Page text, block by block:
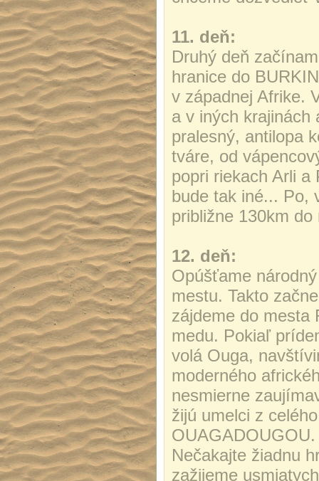
11. deň:
Druhý deň
hranice do
v západnej Afrike.
a v iných krajinách
pralesný, antilopa
tváre, od
popri riekach Arli a
bude tak iné... Po,
približne 130km
12. deň:
Opúšťame
mestu. Takto
zájdeme do mesta
medu. Pokiaľ
volá Ouga,
moderného
nesmierne
žijú umelci z
Nečakajte žiadnu
zažijeme